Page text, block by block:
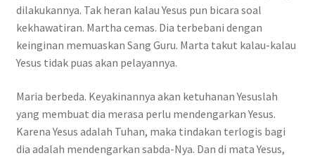
dilakukannya. Tak heran kalau Yesus pun bicara soal
kekhawatiran. Martha cemas. Dia terbebani dengan
keinginan memuaskan Sang Guru. Marta takut kalau-kalau
Yesus tidak puas akan pelayannya.
Maria berbeda. Keyakinannya akan ketuhanan Yesuslah
yang membuat dia merasa perlu mendengarkan Yesus.
Karena Yesus adalah Tuhan, maka tindakan terlogis bagi
dia adalah mendengarkan sabda-Nya. Dan di mata Yesus,